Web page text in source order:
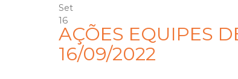
Set
16
AÇÕES EQUIPES
16/09/2022